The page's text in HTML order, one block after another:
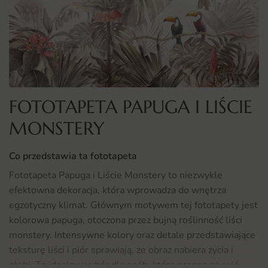
FOTOTAPETA PAPUGA I LIŚCIE
MONSTERY
Co przedstawia ta fototapeta
Fototapeta Papuga i Liście Monstery to niezwykle
efektowna dekoracja, która wprowadza do wnętrza
egzotyczny klimat. Głównym motywem tej fototapety jest
kolorowa papuga, otoczona przez bujną roślinność liści
monstery. Intensywne kolory oraz detale przedstawiające
teksturę liści i piór sprawiają, że obraz nabiera życia i